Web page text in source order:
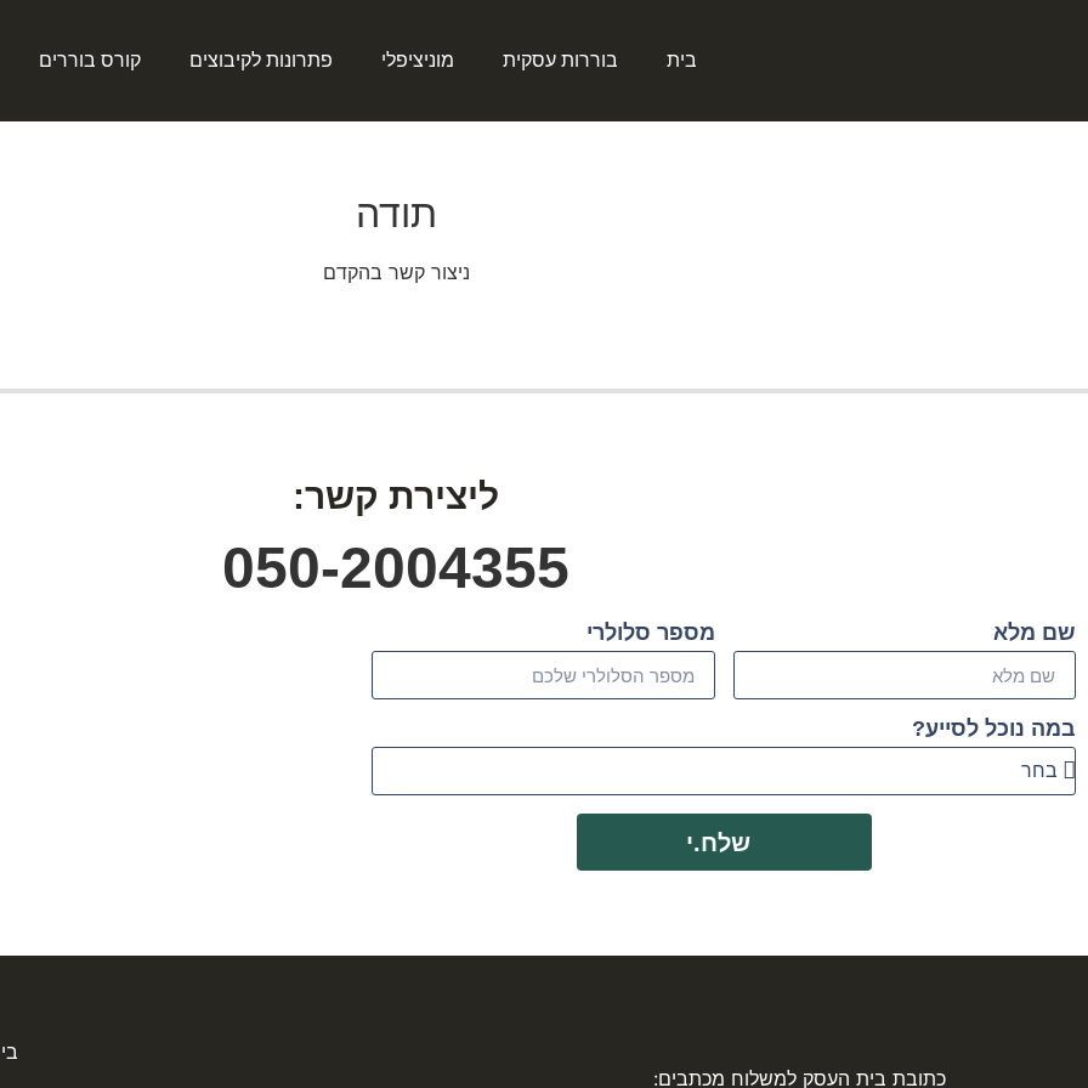
בית בוררות עסקית מוניציפלי פתרונות לקיבוצים קורס בוררים
תודה
ניצור קשר בהקדם
ליצירת קשר:
050-2004355
שם מלא מספר סלולרי
במה נוכל לסייע?
שלח.י
כתובת בית העסק למשלוח מכתבים: